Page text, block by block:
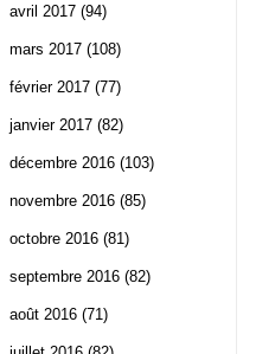
avril 2017 (94)
mars 2017 (108)
février 2017 (77)
janvier 2017 (82)
décembre 2016 (103)
novembre 2016 (85)
octobre 2016 (81)
septembre 2016 (82)
août 2016 (71)